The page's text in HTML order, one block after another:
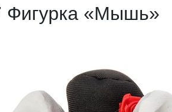
Фигурка «Мышь»